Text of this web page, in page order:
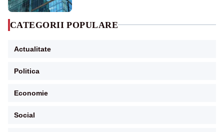
CATEGORII POPULARE
Actualitate
Politica
Economie
Social